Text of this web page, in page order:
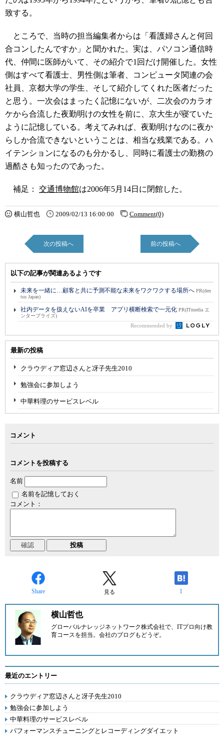
致する。
ところで、当時の担当編集者からは「看護婦さんと何回
合コンしたんですか」と聞かれた。実は、パソコン通信時
代、仲間に医師がいて、その紹介で1回だけ開催した。女性
側はすべて看護士、男性側は筆者、コンピュータ関連の会
社員、京都大学の学生、そして紹介してくれた医者だった
と思う。一次会はまったく記憶にないが、二次会のカラオ
ケから合流した夜勤明けの女性を前に、京大生が寝ていた
ように記憶している。考えてみれば、夜勤明けなのに夜か
らしか合流できないということは、相当な残業である。ハ
イテンションになるのも分かるし、同時に看護士の勤務の
過酷さも知ったのであった。
補足： 交通博物館は2006年5月14日に閉館した。
横山哲也 2009/02/13 16:00:00 Comment(0)
次の投稿へ 前の投稿へ
以下の記事が関連あるようです
未来を一緒に…顧客と共に予測不能な未来をワクワクする場所へ PR(den
tsu Japan)
社内データを扱えないAIを卒業 アプリ横断検索で一元化 PR(ITmedia エ
ンタープライズ)
Recommended by
最新の投稿
クラウディア窓辺さんと冴子先生2010
勉強会に参加しよう
中華料理のサービスレベル
コメント
コメントを投稿する
名前
名前を記憶しておく
コメント：
Share 見る 1
横山哲也
グローバルナレッジネットワーク株式会社で、ITプロ向け教
育コースを担当。 会社のブログもどうぞ。
最近のエントリー
クラウディア窓辺さんと冴子先生2010
勉強会に参加しよう
中華料理のサービスレベル
パフォーマンスチューニングとレコーディングダイエット